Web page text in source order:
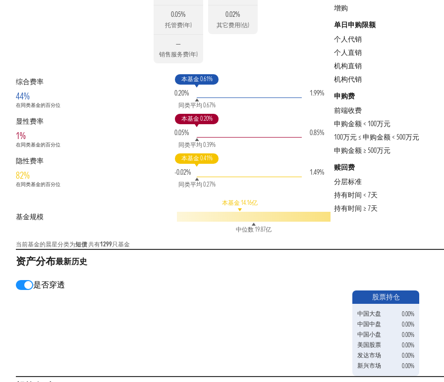
0.05%
托管费(年)
—
销售服务费(年)
0.02%
其它费用(估)
综合费率
44%
在同类基金的百分位
0.20%
本基金 0.61%
同类平均 0.67%
1.99%
显性费率
1%
在同类基金的百分位
0.05%
本基金 0.20%
同类平均 0.39%
0.85%
隐性费率
82%
在同类基金的百分位
-0.02%
本基金 0.41%
同类平均 0.27%
1.49%
基金规模
本基金 14.16亿
中位数 19.87亿
当前基金的晨星分类为短债共有1299只基金
增购
单日申购限额
个人代销
个人直销
机构直销
机构代销
申购费
前端收费
申购金额 < 100万元
100万元 ≤ 申购金额 < 500万元
申购金额 ≥ 500万元
赎回费
分层标准
持有时间 < 7天
持有时间 ≥ 7天
资产分布最新历史
是否穿透
股票持仓
中国大盘
0.00%
中国中盘
0.00%
中国小盘
0.00%
美国股票
0.00%
发达市场
0.00%
新兴市场
0.00%